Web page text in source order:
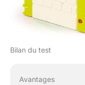
Bilan du test
Avantages